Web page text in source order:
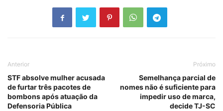
Anterior
STF absolve mulher acusada
de furtar três pacotes de
bombons após atuação da
Defensoria Pública
Próximo
Semelhança parcial de
nomes não é suficiente para
impedir uso de marca,
decide TJ-SC